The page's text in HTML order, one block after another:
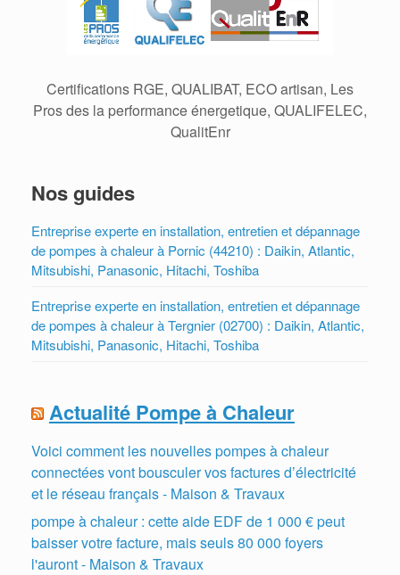
Certifications RGE, QUALIBAT, ECO artisan, Les
Pros des la performance énergetique, QUALIFELEC,
QualitEnr
Nos guides
Entreprise experte en installation, entretien et dépannage
de pompes à chaleur à Pornic (44210) : Daikin, Atlantic,
Mitsubishi, Panasonic, Hitachi, Toshiba
Entreprise experte en installation, entretien et dépannage
de pompes à chaleur à Tergnier (02700) : Daikin, Atlantic,
Mitsubishi, Panasonic, Hitachi, Toshiba
Actualité Pompe à Chaleur
Voici comment les nouvelles pompes à chaleur
connectées vont bousculer vos factures d’électricité
et le réseau français - Maison & Travaux
pompe à chaleur : cette aide EDF de 1 000 € peut
baisser votre facture, mais seuls 80 000 foyers
l'auront - Maison & Travaux